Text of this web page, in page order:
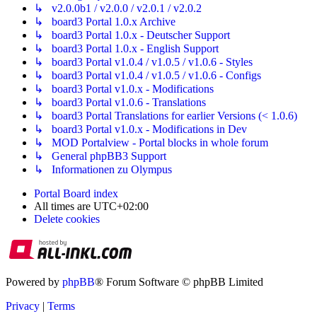
↳ v2.0.0b1 / v2.0.0 / v2.0.1 / v2.0.2
↳ board3 Portal 1.0.x Archive
↳ board3 Portal 1.0.x - Deutscher Support
↳ board3 Portal 1.0.x - English Support
↳ board3 Portal v1.0.4 / v1.0.5 / v1.0.6 - Styles
↳ board3 Portal v1.0.4 / v1.0.5 / v1.0.6 - Configs
↳ board3 Portal v1.0.x - Modifications
↳ board3 Portal v1.0.6 - Translations
↳ board3 Portal Translations for earlier Versions (< 1.0.6)
↳ board3 Portal v1.0.x - Modifications in Dev
↳ MOD Portalview - Portal blocks in whole forum
↳ General phpBB3 Support
↳ Informationen zu Olympus
Portal Board index
All times are UTC+02:00
Delete cookies
Powered by phpBB® Forum Software © phpBB Limited
Privacy | Terms